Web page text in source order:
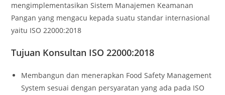
mengimplementasikan Sistem Manajemen Keamanan
Pangan yang mengacu kepada suatu standar internasional
yaitu ISO 22000:2018
Tujuan Konsultan ISO 22000:2018
Membangun dan menerapkan Food Safety Management
System sesuai dengan persyaratan yang ada pada ISO